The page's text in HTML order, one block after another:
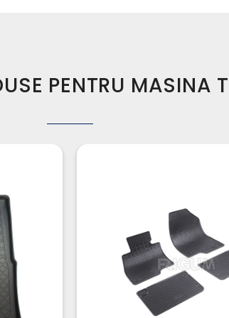
PENTRU MASINA